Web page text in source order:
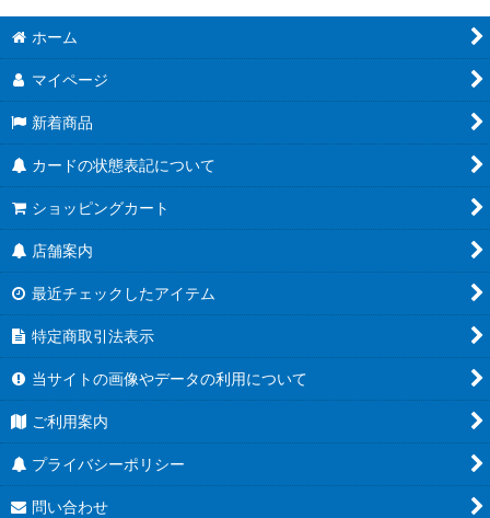
TCP02b}《白》
ホーム
マイページ
新着商品
カードの状態表記について
ショッピングカート
店舗案内
最近チェックしたアイテム
特定商取引法表示
当サイトの画像やデータの利用について
ご利用案内
プライバシーポリシー
問い合わせ